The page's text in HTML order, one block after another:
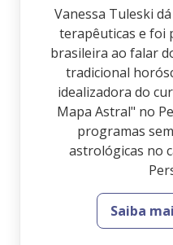
Vanessa Tuleski
terapêuticas e foi
brasileira ao falar
tradicional
idealizadora do
Mapa Astral" no
programas
astrológicas no
Saiba